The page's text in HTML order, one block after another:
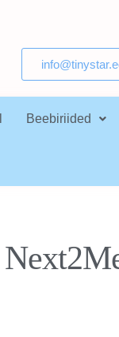
Beebiriided